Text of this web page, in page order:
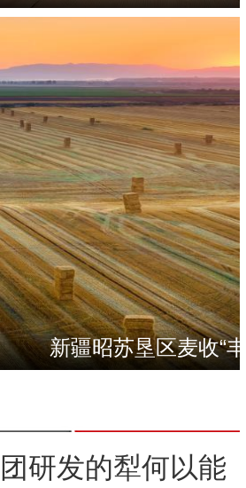
第一师六团西梅进
新疆昭苏垦区麦收“
研发的犁何以能